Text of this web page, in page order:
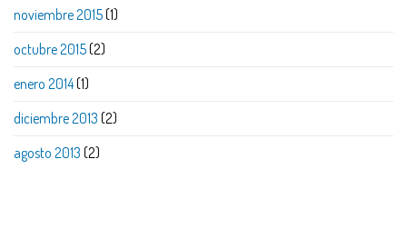
noviembre 2015(1)
octubre 2015(2)
enero 2014(1)
diciembre 2013 (2)
agosto 2013 (2)